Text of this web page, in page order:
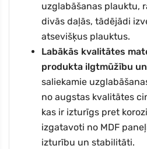
uzglabāšanas plauktu,
divās daļās, tādējādi
atsevišķus plauktus.
Labākās kvalitātes
produkta ilgtmūžību
saliekamie
no augstas kvalitātes
kas ir izturīgs pret
izgatavoti no MDF
izturību un stabilitāti.